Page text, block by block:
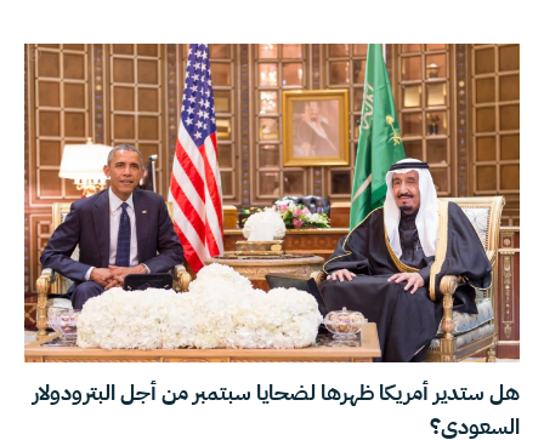
هل ستدير أمريكا ظهرها لضحايا سبتمبر من أجل البترودولار
السعودي؟